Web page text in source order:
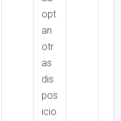
opt
an
otr
as
dis
pos
icio